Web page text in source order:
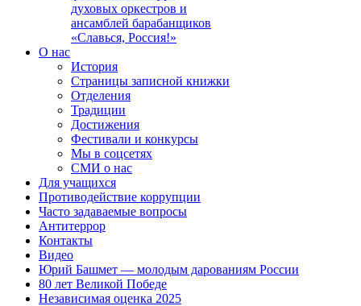
духовых оркестров и
ансамблей барабанщиков
«Славься, Россия!»
О нас
История
Страницы записной книжки
Отделения
Традиции
Достижения
Фестивали и конкурсы
Мы в соцсетях
СМИ о нас
Для учащихся
Противодействие коррупции
Часто задаваемые вопросы
Антитеррор
Контакты
Видео
Юрий Башмет — молодым дарованиям России
80 лет Великой Победе
Независимая оценка 2025